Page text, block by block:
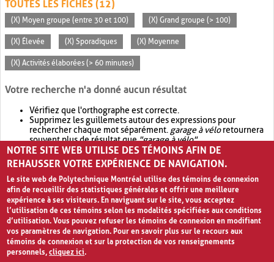
TOUTES LES FICHES (12)
(X) Moyen groupe (entre 30 et 100) (X) Grand groupe (> 100)
(X) Élevée (X) Sporadiques (X) Moyenne
(X) Activités élaborées (> 60 minutes)
Votre recherche n'a donné aucun résultat
Vérifiez que l'orthographe est correcte.
Supprimez les guillemets autour des expressions pour
rechercher chaque mot séparément. garage à véloretournera
souvent plus de résultat que"garage à vélo".
Envisagez d'élargir votre recherche avec OR.garage OR vélo
retournera souvent plus de résultat quegarage à vélo
NOTRE SITE WEB UTILISE DES TÉMOINS AFIN DE
REHAUSSER VOTRE EXPÉRIENCE DE NAVIGATION.
Le site web de Polytechnique Montréal utilise des témoins de connexion
afin de recueillir des statistiques générales et offrir une meilleure
expérience à ses visiteurs. En naviguant sur le site, vous acceptez
l’utilisation de ces témoins selon les modalités spécifiées aux conditions
d’utilisation. Vous pouvez refuser les témoins de connexion en modifiant
vos paramètres de navigation. Pour en savoir plus sur le recours aux
témoins de connexion et sur la protection de vos renseignements
personnels,cliquez ici.